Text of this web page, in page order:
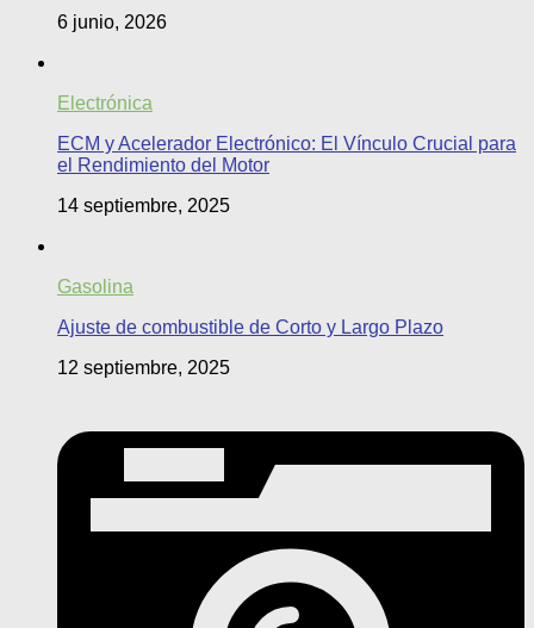
6 junio, 2026
Electrónica
ECM y Acelerador Electrónico: El Vínculo Crucial para
el Rendimiento del Motor
14 septiembre, 2025
Gasolina
Ajuste de combustible de Corto y Largo Plazo
12 septiembre, 2025